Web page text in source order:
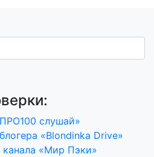
слушай»
«Blondinka Drive»
канала «Мир Пэки»